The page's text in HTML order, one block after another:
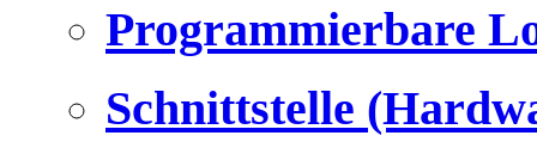
Programmierbare
Schnittstelle